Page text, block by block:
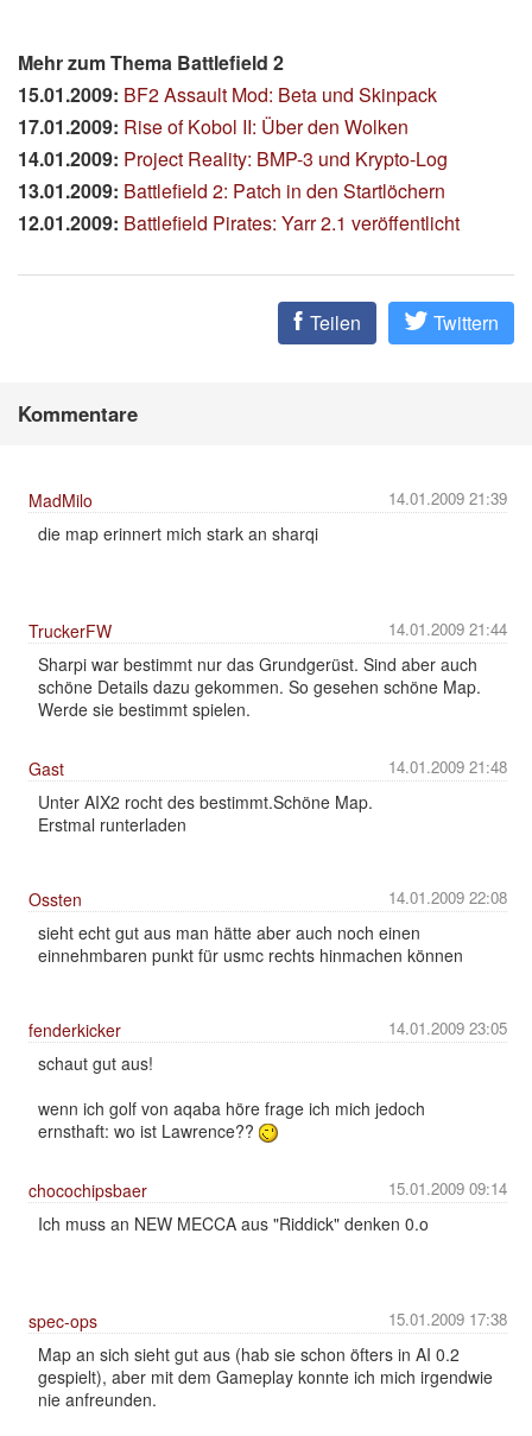
Mehr zum Thema Battlefield 2
15.01.2009: BF2 Assault Mod: Beta und Skinpack
17.01.2009: Rise of Kobol II: Über den Wolken
14.01.2009: Project Reality: BMP-3 und Krypto-Log
13.01.2009: Battlefield 2: Patch in den Startlöchern
12.01.2009: Battlefield Pirates: Yarr 2.1 veröffentlicht
Teilen Twittern
Kommentare
14.01.2009 21:39
MadMilo
die map erinnert mich stark an sharqi
14.01.2009 21:44
TruckerFW
Sharpi war bestimmt nur das Grundgerüst. Sind aber auch
schöne Details dazu gekommen. So gesehen schöne Map.
Werde sie bestimmt spielen.
14.01.2009 21:48
Gast
Unter AIX2 rocht des bestimmt.Schöne Map.
Erstmal runterladen
14.01.2009 22:08
Ossten
sieht echt gut aus man hätte aber auch noch einen
einnehmbaren punkt für usmc rechts hinmachen können
14.01.2009 23:05
fenderkicker
schaut gut aus!
wenn ich golf von aqaba höre frage ich mich jedoch
ernsthaft: wo ist Lawrence??
15.01.2009 09:14
chocochipsbaer
Ich muss an NEW MECCA aus "Riddick" denken 0.o
15.01.2009 17:38
spec-ops
Map an sich sieht gut aus (hab sie schon öfters in AI 0.2
gespielt), aber mit dem Gameplay konnte ich mich irgendwie
nie anfreunden.